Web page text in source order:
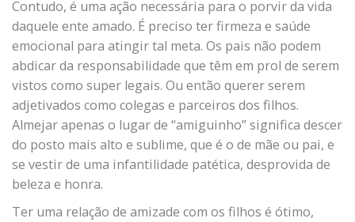
Contudo, é uma ação necessária para o porvir da vida
daquele ente amado. É preciso ter firmeza e saúde
emocional para atingir tal meta. Os pais não podem
abdicar da responsabilidade que têm em prol de serem
vistos como super legais. Ou então querer serem
adjetivados como colegas e parceiros dos filhos.
Almejar apenas o lugar de “amiguinho” significa descer
do posto mais alto e sublime, que é o de mãe ou pai, e
se vestir de uma infantilidade patética, desprovida de
beleza e honra.
Ter uma relação de amizade com os filhos é ótimo,